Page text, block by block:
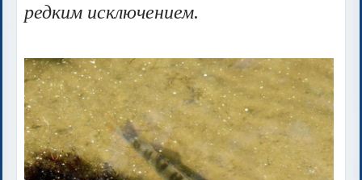
редким исключением.